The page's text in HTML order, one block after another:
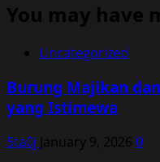
You may have
Uncategorized
Burung Majikan
yang Istimewa
5ta0j January 9, 2026 0